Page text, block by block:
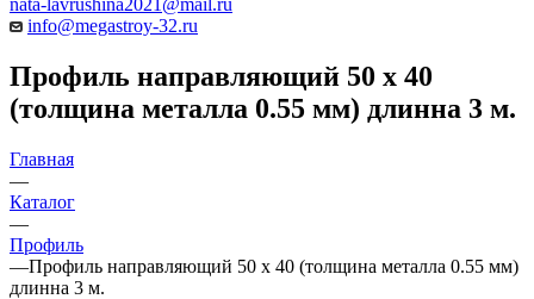
nata-lavrushina2021@mail.ru
info@megastroy-32.ru
Профиль направляющий 50 x 40
(толщина металла 0.55 мм) длинна 3 м.
Главная
—
Каталог
—
Профиль
—Профиль направляющий 50 x 40 (толщина металла 0.55 мм)
длинна 3 м.